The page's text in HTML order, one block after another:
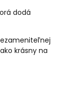
dodá
krásny na